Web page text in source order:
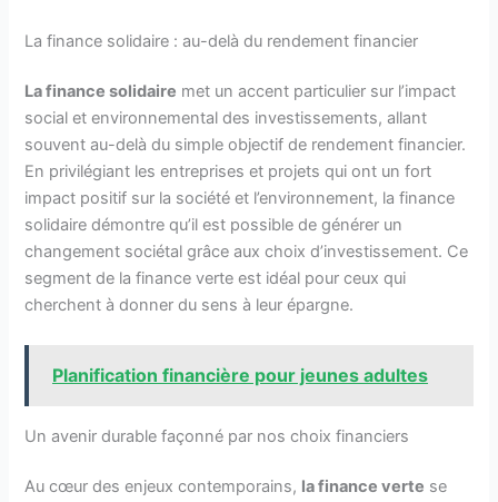
La finance solidaire : au-delà du rendement financier
La finance solidaire met un accent particulier sur l’impact
social et environnemental des investissements, allant
souvent au-delà du simple objectif de rendement financier.
En privilégiant les entreprises et projets qui ont un fort
impact positif sur la société et l’environnement, la finance
solidaire démontre qu’il est possible de générer un
changement sociétal grâce aux choix d’investissement. Ce
segment de la finance verte est idéal pour ceux qui
cherchent à donner du sens à leur épargne.
Planification financière pour jeunes adultes
Un avenir durable façonné par nos choix financiers
Au cœur des enjeux contemporains, la finance verte se